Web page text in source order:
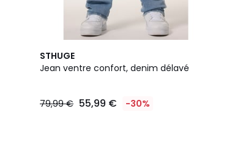
STHUGE
Jean ventre confort, denim délavé
79,99 € 55,99 € -30%